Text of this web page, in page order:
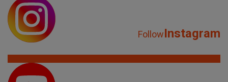
FollowInstagram